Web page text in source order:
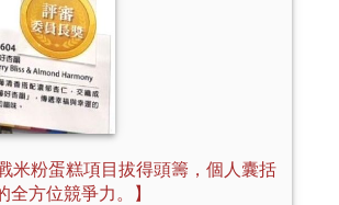
米粉蛋糕項目拔得頭籌，個人囊括
方位競爭力。】